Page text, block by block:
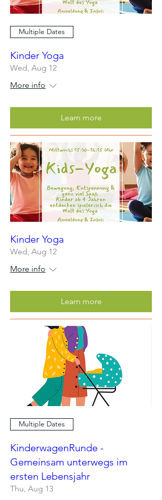
Multiple Dates
Kinder Yoga
Wed, Aug 12
More info
Learn more
Kinder Yoga
Wed, Aug 12
More info
Learn more
Multiple Dates
KinderwagenRunde -
Gemeinsam unterwegs im
ersten Lebensjahr
Thu, Aug 13